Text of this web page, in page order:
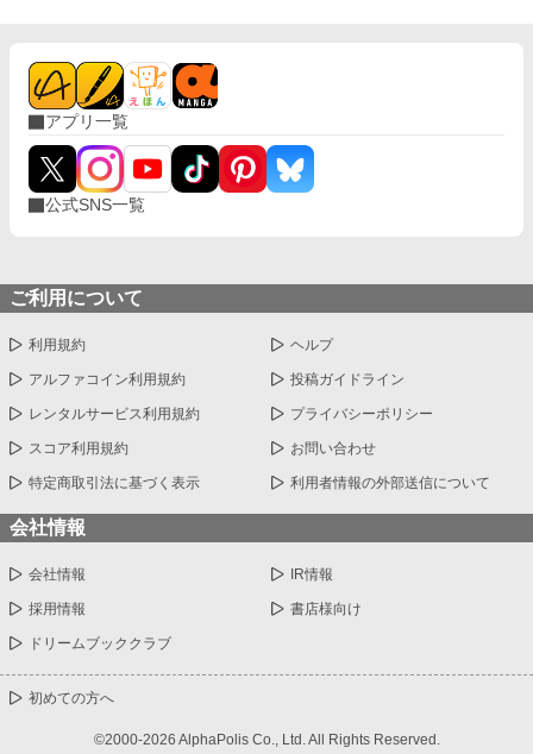
アプリ一覧
公式SNS一覧
ご利用について
利用規約 ヘルプ
アルファコイン利用規約 投稿ガイドライン
レンタルサービス利用規約 プライバシーポリシー
スコア利用規約 お問い合わせ
特定商取引法に基づく表示 利用者情報の外部送信について
会社情報
会社情報 IR情報
採用情報 書店様向け
ドリームブッククラブ
初めての方へ
©2000-2026 AlphaPolis Co., Ltd. All Rights Reserved.